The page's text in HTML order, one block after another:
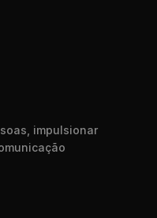
impulsionar